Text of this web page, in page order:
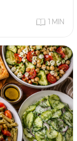
1 MIN